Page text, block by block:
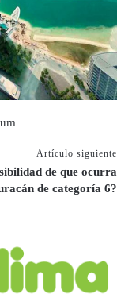
Artículo siguiente
de que ocurra
de categoría 6?